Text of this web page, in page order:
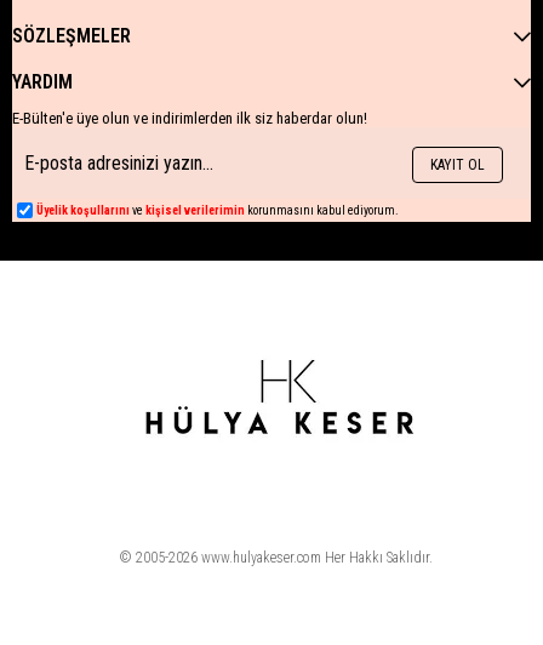
SÖZLEŞMELER
YARDIM
E-Bülten'e üye olun ve indirimlerden ilk siz haberdar olun!
KAYIT OL
Üyelik koşullarını ve kişisel verilerimin korunmasını kabul ediyorum.
© 2005-2026 www.hulyakeser.com Her Hakkı Saklıdır.